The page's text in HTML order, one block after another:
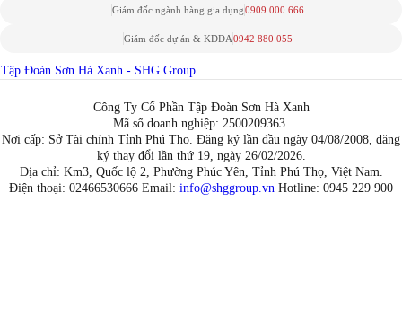
Giám đốc ngành hàng gia dụng0909 000 666
Giám đốc dự án & KDDA0942 880 055
Tập Đoàn Sơn Hà Xanh - SHG Group
Công Ty Cổ Phần Tập Đoàn Sơn Hà Xanh
Mã số doanh nghiệp: 2500209363.
Nơi cấp: Sở Tài chính Tỉnh Phú Thọ. Đăng ký lần đầu ngày 04/08/2008, đăng
ký thay đổi lần thứ 19, ngày 26/02/2026.
Địa chỉ: Km3, Quốc lộ 2, Phường Phúc Yên, Tỉnh Phú Thọ, Việt Nam.
Điện thoại: 02466530666 Email: info@shggroup.vn Hotline: 0945 229 900